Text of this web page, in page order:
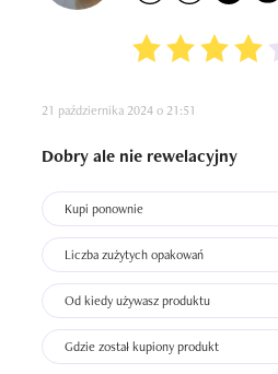
21 października 2024 o 21:51
Dobry ale nie rewelacyjny
Kupi ponownie
Liczba zużytych opakowań
Od kiedy używasz produktu
Gdzie został kupiony produkt